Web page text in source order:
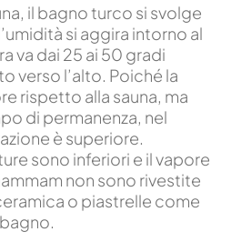
il bagno turco si svolge
si aggira intorno al
va dai 25 ai 50 gradi
verso l’alto. Poiché la
rispetto alla sauna, ma
di permanenza, nel
è superiore.
sono inferiori e il vapore
non sono rivestite
o piastrelle come